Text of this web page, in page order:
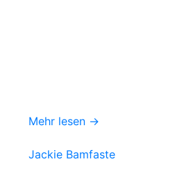
Mehr lesen →
Jackie Bamfaste